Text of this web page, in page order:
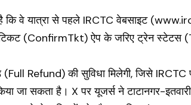
है कि वे यात्रा से पहले IRCTC वेबसाइट
(ConfirmTkt) ऐप के जरिए ट्रेन
(Full Refund) की सुविधा मिलेगी, जिसे
जा सकता है। X पर यूजर्स ने टाटानगर-